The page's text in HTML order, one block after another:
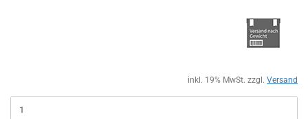
inkl. 19% MwSt. zzgl. Versand